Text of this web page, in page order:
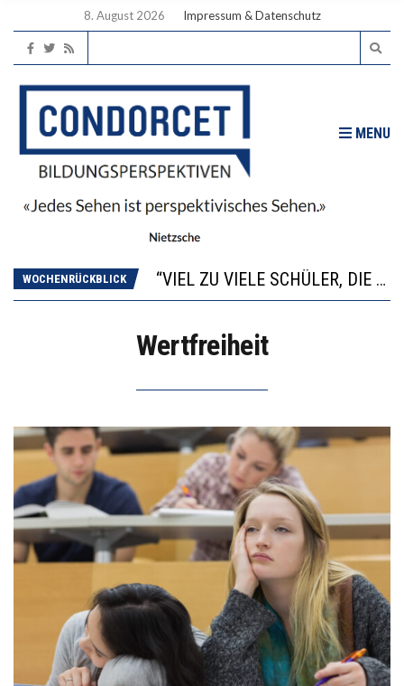
8. August 2026 Impressum & Datenschutz
MENU
WOCHENRÜCKBLICK
“VIEL ZU VIELE SCHÜLER, DIE GEMESSEN AN IHREN FÄHIGKEITEN GAR NICHT ANS GYMNASIUM GEHÖREN”
DIE GANZE HILFLOSIGKEIT DES BILDUNGSBÜRGERTUMS
Wertfreiheit